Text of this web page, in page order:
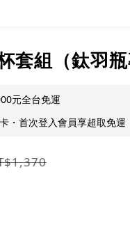
套組（鈦羽瓶
元全台免運
・首次登入會員享超取免運